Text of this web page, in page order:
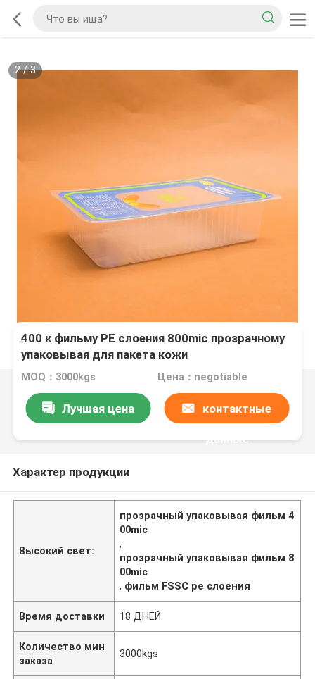
2/3
400 к фильму PE слоения 800mic прозрачному
упаковывая для пакета кожи
MOQ：3000kgs Цена：negotiable
Лучшая цена контактные
данные
Характер продукции
Высокий свет:
прозрачный упаковывая фильм 4
00mic
,
прозрачный упаковывая фильм 8
00mic
, фильм FSSC pe слоения
Время доставки 18 ДНЕЙ
Количество мин
заказа
3000kgs